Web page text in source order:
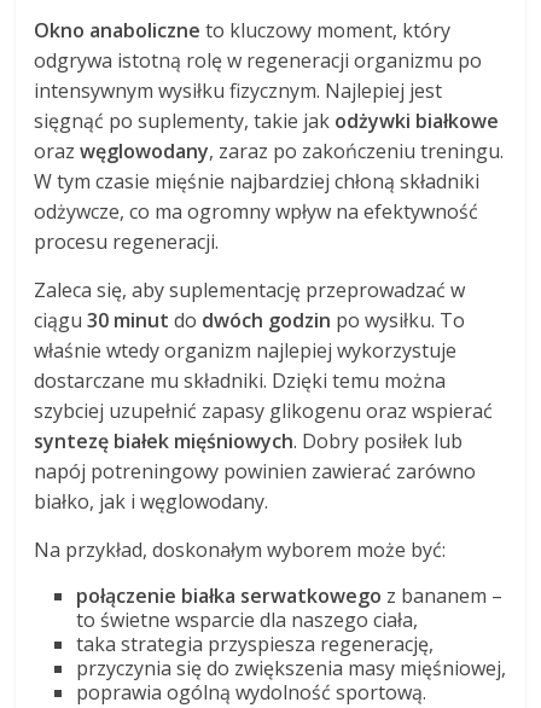
Okno anaboliczne to kluczowy moment, który
odgrywa istotną rolę w regeneracji organizmu po
intensywnym wysiłku fizycznym. Najlepiej jest
sięgnąć po suplementy, takie jak odżywki białkowe
orazwęglowodany, zaraz po zakończeniu treningu.
W tym czasie mięśnie najbardziej chłoną składniki
odżywcze, co ma ogromny wpływ na efektywność
procesu regeneracji.
Zaleca się, aby suplementację przeprowadzać w
ciągu30 minut do dwóch godzin po wysiłku. To
właśnie wtedy organizm najlepiej wykorzystuje
dostarczane mu składniki. Dzięki temu można
szybciej uzupełnić zapasy glikogenu oraz wspierać
syntezę białek mięśniowych. Dobry posiłek lub
napój potreningowy powinien zawierać zarówno
białko, jak i węglowodany.
Na przykład, doskonałym wyborem może być:
połączenie białka serwatkowego z bananem –
to świetne wsparcie dla naszego ciała,
taka strategia przyspiesza regenerację,
przyczynia się do zwiększenia masy mięśniowej,
poprawia ogólną wydolność sportową.